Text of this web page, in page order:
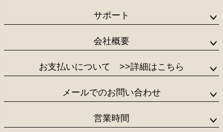
サポート
会社概要
お支払いについて >>詳細はこちら
メールでのお問い合わせ
営業時間